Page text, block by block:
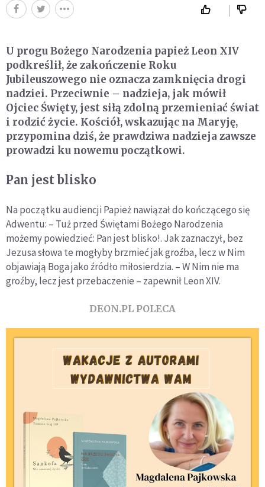
U progu Bożego Narodzenia papież Leon XIV
podkreślił, że zakończenie Roku
Jubileuszowego nie oznacza zamknięcia drogi
nadziei. Przeciwnie – nadzieja, jak mówił
Ojciec Święty, jest siłą zdolną przemieniać świat
i rodzić życie. Kościół, wskazując na Maryję,
przypomina dziś, że prawdziwa nadzieja zawsze
prowadzi ku nowemu początkowi.
Pan jest blisko
Na początku audiencji Papież nawiązał do kończącego się
Adwentu: – Tuż przed Świętami Bożego Narodzenia
możemy powiedzieć: Pan jest blisko!. Jak zaznaczył, bez
Jezusa słowa te mogłyby brzmieć jak groźba, lecz w Nim
objawiają Boga jako źródło miłosierdzia. – W Nim nie ma
groźby, lecz jest przebaczenie – zapewnił Leon XIV.
DEON.PL POLECA